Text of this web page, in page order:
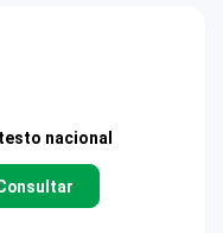
nacional